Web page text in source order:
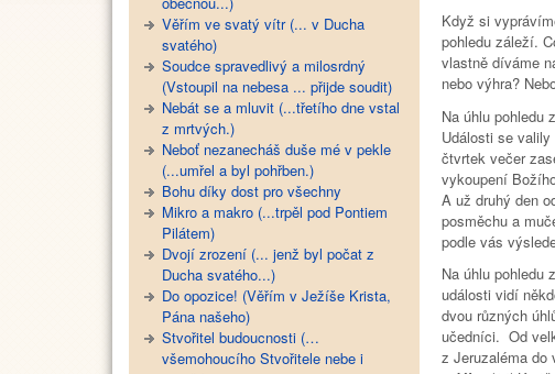
Když si
pohledu záleží.
vlastně díváme
nebo výhra?
Na úhlu
Události se
čtvrtek večer
vykoupení
A už druhý den
posměchu a
podle vás
Na úhlu
události vidí
dvou různých
učedníci. Od
z Jeruzaléma do
Věřím ve svatý vítr (... v Ducha
svatého)
Soudce spravedlivý a milosrdný
(Vstoupil na nebesa ... přijde soudit)
Nebát se a mluvit (...třetího dne vstal
z mrtvých.)
Neboť nezanecháš duše mé v pekle
(...umřel a byl pohřben.)
Bohu díky dost pro všechny
Mikro a makro (...trpěl pod Pontiem
Pilátem)
Dvojí zrození (... jenž byl počat z
Ducha svatého...)
Do opozice! (Věřím v Ježíše Krista,
Pána našeho)
Stvořitel budoucnosti (…
všemohoucího Stvořitele nebe i